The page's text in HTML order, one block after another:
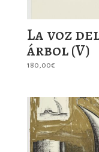
La voz
árbol (V)
180,00€